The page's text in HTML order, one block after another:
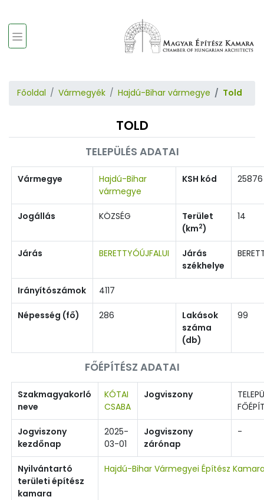
Főoldal Vármegyék Hajdú-Bihar vármegye Told
TOLD
TELEPÜLÉS ADATAI
Vármegye
Hajdú-Bihar
vármegye
KSH kód 25876
Jogállás KÖZSÉG
Terület
(km2)
14
Járás BERETTYÓÚJFALUI
Járás
székhelye
Irányítószámok 4117
Népesség (fő) 286
Lakások
száma
(db)
99
FŐÉPÍTÉSZ ADATAI
Szakmagyakorló
neve
KÓTAI
CSABA
Jogviszony
Jogviszony
kezdőnap
2025-
03-01
Jogviszony
zárónap
-
Nyilvántartó
területi építész
kamara
Hajdú-Bihar Vármegyei Építész